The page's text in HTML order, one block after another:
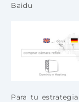
Baidu
Para tu